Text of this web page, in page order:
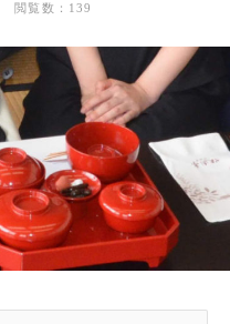
閲覧数：139